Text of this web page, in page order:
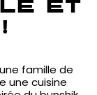
et
famille de
une cuisine